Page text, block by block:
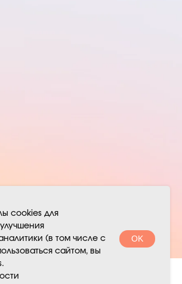
cookies для
(в том числе с
сайтом, вы
OK